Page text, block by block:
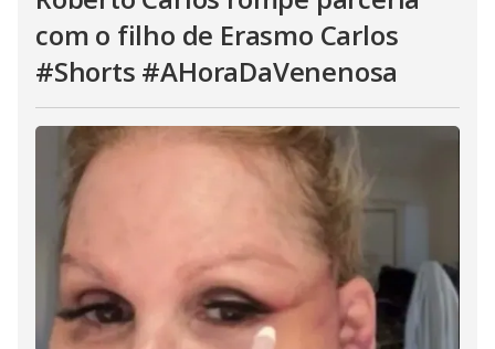
com o filho de Erasmo Carlos
#Shorts #AHoraDaVenenosa